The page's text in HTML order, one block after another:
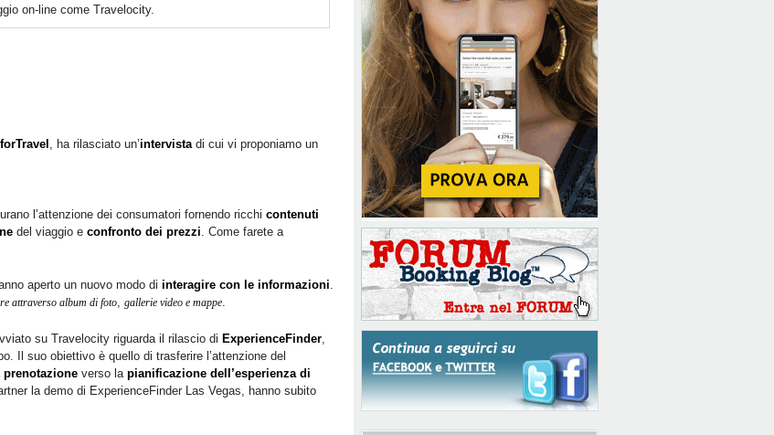
on-line come Travelocity.
, ha rilasciato un’intervistadi cui vi proponiamo un
l’attenzione dei consumatori fornendo ricchi contenuti
del viaggio e confronto dei prezzi. Come farete a
aperto un nuovo modo di interagire con le informazioni.
attraverso album di foto, gallerie video e mappe.
su Travelocity riguarda il rilascio di ExperienceFinder,
Il suo obiettivo è quello di trasferire l’attenzione del
prenotazione verso la pianificazione dell’esperienza di
la demo di ExperienceFinder Las Vegas, hanno subito